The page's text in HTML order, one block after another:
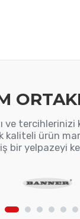
ve tercihlerinizi
kaliteli ürün
bir yelpazeyi